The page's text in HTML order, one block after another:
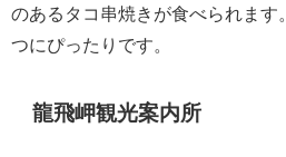
のあるタコ串焼きが食べられます
つにぴったりです。
龍飛岬観光案内所